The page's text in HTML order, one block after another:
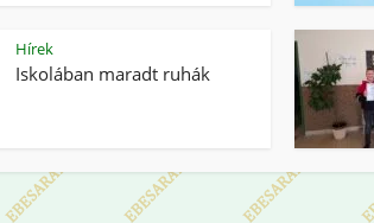
Hírek
Iskolában maradt ruhák